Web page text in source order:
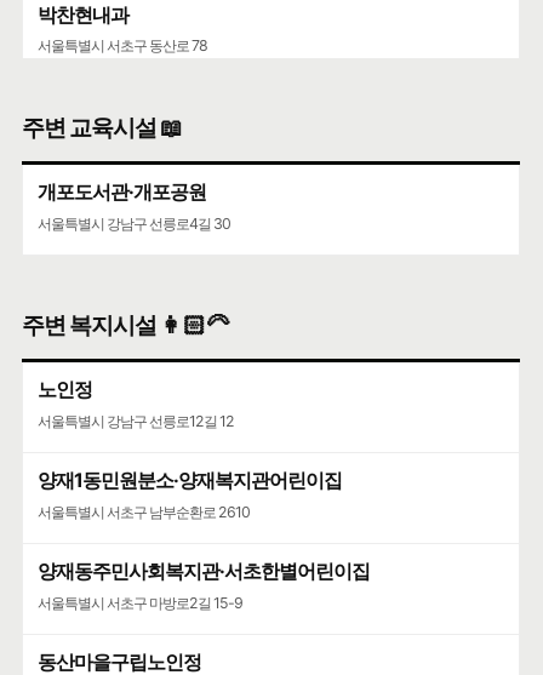
박찬현내과
서울특별시 서초구 동산로 78
주변 교육시설 📖
개포도서관·개포공원
서울특별시 강남구 선릉로4길 30
주변 복지시설 👩🏻‍🦳
노인정
서울특별시 강남구 선릉로12길 12
양재1동민원분소·양재복지관어린이집
서울특별시 서초구 남부순환로 2610
양재동주민사회복지관·서초한별어린이집
서울특별시 서초구 마방로2길 15-9
동산마을구립노인정